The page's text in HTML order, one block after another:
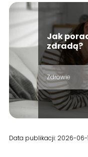
Jak
zdradą?
Zdrowie
Data publikacji: 2026-06-